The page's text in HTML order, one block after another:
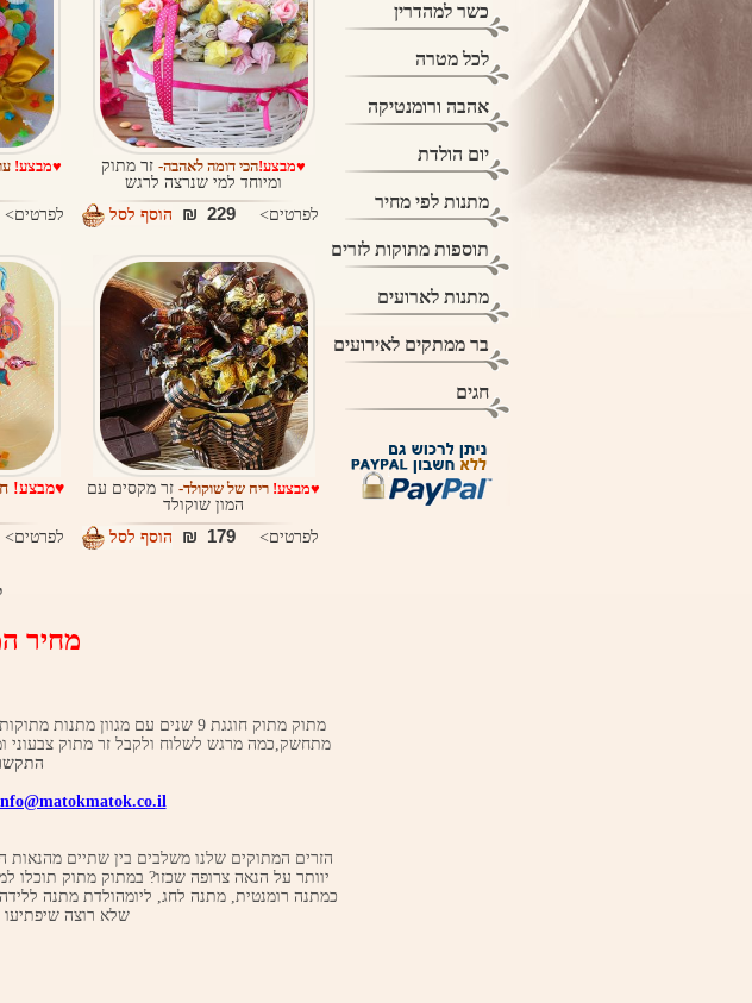
כשר למהדרין
לכל מטרה
אהבה ורומנטיקה
יום הולדת
מתנות לפי מחיר
תוספות מתוקות לזרים
מתנות לארועים
בר ממתקים לאירועים
חגים
♥מבצע!הכי דומה לאהבה-זר מתוק
ומיוחד למי שנרצה לרגש
לפרטים>229 ₪ הוסף לסל
♥מבצע!
♥מבצע! ריח של שוקולד-זר מקסים עם
המון שוקולד
לפרטים>179 ₪ הוסף לסל
♥מבצע!
להזמנות
מחיר
מתוק מתוק חוגגת 9 שנים עם
מתחשק,כמה מרגש לשלוח ולקבל זר מתוק צבעוני
התקשרו:
יוותר על הנאה צרופה שכזו? במתוק מתוק תוכלו
כמתנה רומנטית, מתנה לחג, ליומהולדת מתנה
שלא רוצה שיפתיעו